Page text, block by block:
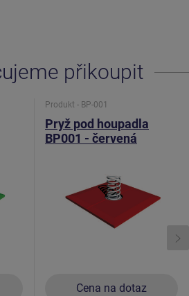
přikoupit
Produkt - BP-001
Pryž pod houpadla
BP001 - červená
Cena na dotaz